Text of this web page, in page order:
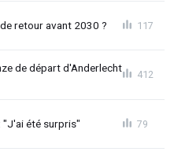
retour avant 2030 ? 117
de départ d'Anderlecht
412
"J'ai été surpris" 79